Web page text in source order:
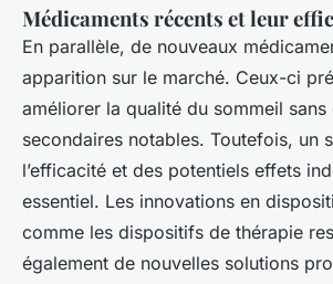
Médicaments récents et leur
En parallèle, de nouveaux
apparition sur le marché. Ceux-ci
améliorer la qualité du sommeil sans
secondaires notables. Toutefois, un
l’efficacité et des potentiels effets
essentiel. Les innovations en
comme les dispositifs de thérapie
également de nouvelles solutions